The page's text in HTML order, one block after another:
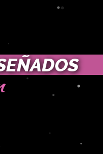
viaje